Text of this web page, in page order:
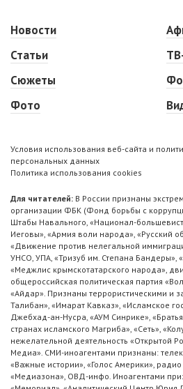
Новости
Статьи
Сюжеты
Фото
Условия использования веб-сайта и
персональных данных
Политика использования cookies
Для читателей: В России признаны
организации ФБК (Фонд борьбы с
Штабы Навального, «Национал-
Иеговы», «Армия воли народа», «Русский
«Движение против нелегальной
УНСО, УПА, «Тризуб им. Степана Бандеры»,
«Меджлис крымскотатарского народа»,
общероссийская политическая партия
«Айдар». Признаны террористическими и
Талибан», «Имарат Кавказ», «Исламское
Джебхад-ан-Нусра, «АУМ Синрике»,
странах исламского Магриба», «Сеть»,
нежелательной деятельность «Открытой
Медиа». СМИ-иноагентами признаны:
«Важные истории», «Голос Америки»,
«Медиазона», ОВД-инфо. Иноагентами